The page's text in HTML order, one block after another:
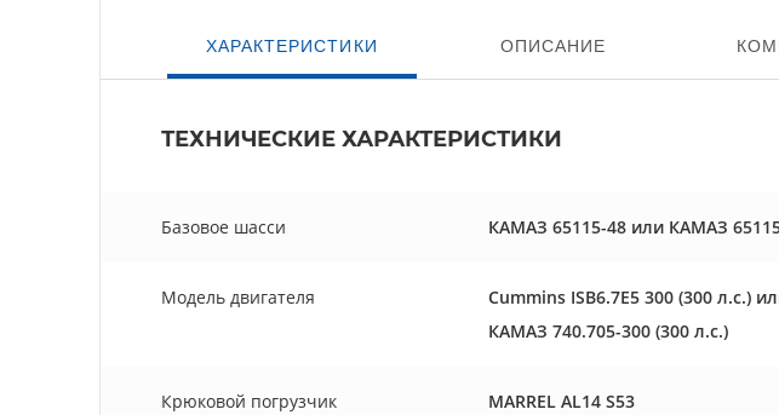
ХАРАКТЕРИСТИКИ ОПИСАНИЕ
ТЕХНИЧЕСКИЕ ХАРАКТЕРИСТИКИ
Базовое шасси КАМАЗ 65115-48 или КАМАЗ
Модель двигателя
Cummins ISB6.7E5 300 (300 л.с.)
КАМАЗ 740.705-300 (300 л.с.)
Крюковой погрузчик
MARREL AL14 S53